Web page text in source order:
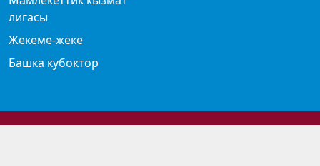
лигасы
Жекеме-жеке
Башка кубоктор